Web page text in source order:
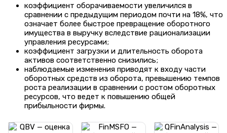
коэффициент оборачиваемости увеличился в
сравнении с предыдущим периодом почти на 18%, что
означает более быстрое превращение оборотного
имущества в выручку вследствие рационализации
управления ресурсами;
коэффициент загрузки и длительность оборота
активов соответственно снизились;
наблюдаемые изменения приводят к входу части
оборотных средств из оборота, превышению темпов
роста реализации в сравнении с ростом оборотных
ресурсов, что ведет к повышению общей
прибыльности фирмы.